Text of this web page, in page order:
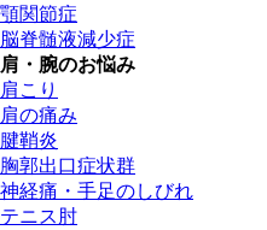
顎関節症
脳脊髄液減少症
肩・腕のお悩み
肩こり
肩の痛み
腱鞘炎
胸郭出口症状群
神経痛・手足のしびれ
テニス肘